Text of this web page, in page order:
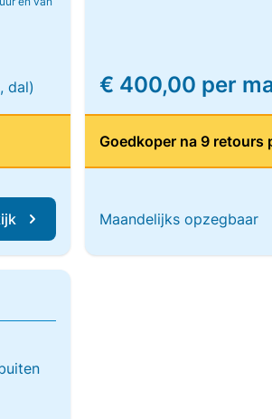
dal) € 400,00 per
Goedkoper na 9 retours
Maandelijks opzegbaar